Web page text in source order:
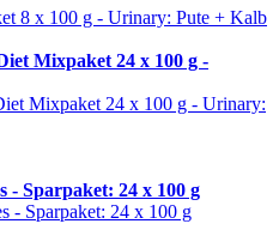
Mixpaket 24 x 100 g -
- Sparpaket: 24 x 100 g